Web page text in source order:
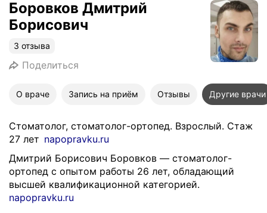
Боровков Дмитрий
Борисович
3 отзыва
Поделиться
О враче Запись на приём Отзывы Другие врачи
Стоматолог, стоматолог-ортопед. Взрослый. Стаж
27 лет napopravku.ru
Дмитрий Борисович Боровков — стоматолог-
ортопед с опытом работы 26 лет, обладающий
высшей квалификационной категорией.
napopravku.ru